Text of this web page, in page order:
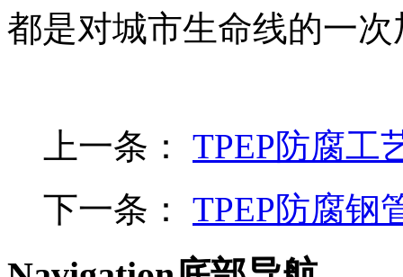
都是对城市生命线的一次
上一条： TPEP防腐工
下一条： TPEP防腐钢